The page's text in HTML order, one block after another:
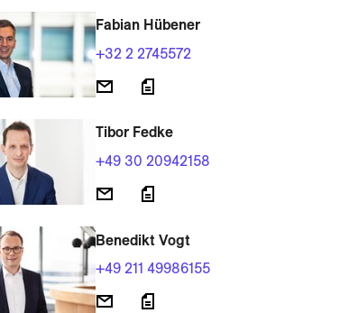
Fabian Hübener
+32 2 2745572
Tibor Fedke
+49 30 20942158
Benedikt Vogt
+49 211 49986155